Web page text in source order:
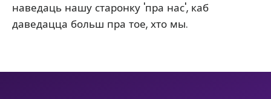
наведаць нашу старонку 'пра нас', каб
даведацца больш пра тое, хто мы.